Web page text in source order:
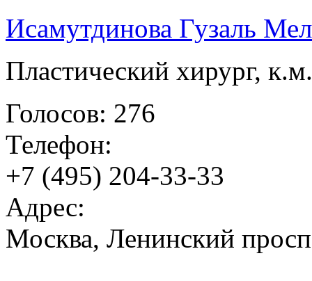
Исамутдинова Гузаль
Пластический хирург,
Голосов: 276
Телефон:
+7 (495) 204-33-33
Адрес:
Москва, Ленинский